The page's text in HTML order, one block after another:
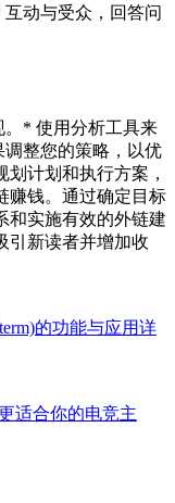
动与受众，回答问
* 使用分析工具来
整您的策略，以优
计划和执行方案，
赚钱。通过确定目标
和实施有效的外链建
引新读者并增加收
的功能与应用详
适合你的电竞主